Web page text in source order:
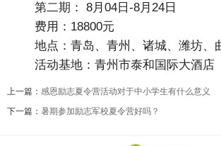
第二期： 8月04日-8月24日
费用：18800元
地点：青岛、青州、诸城、潍坊、
活动基地：青州市泰和国际大酒店
上一篇： 感恩励志夏令营活动对于中小学生有什么意义
下一篇： 暑期参加励志军校夏令营好吗？